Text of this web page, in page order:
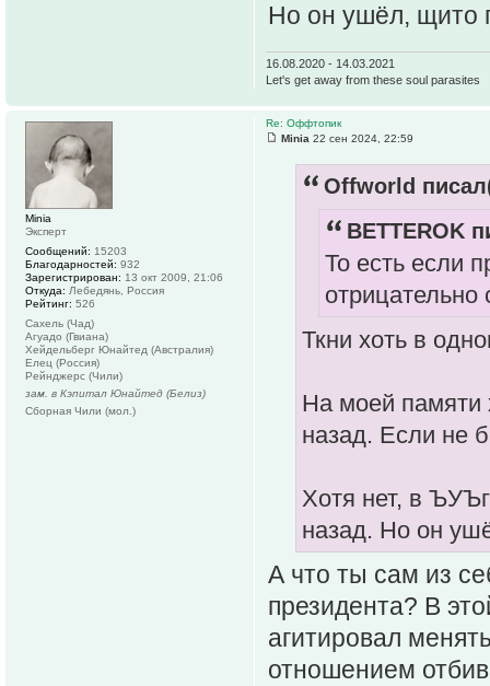
Но он ушёл, щито
16.08.2020 - 14.03.2021
Let's get away from these soul parasites
Re: Оффтопик
Minia 22 сен 2024, 22:59
Offworld
BETTEROK
То есть если
отрицательно
Ткни хоть в
На моей памяти
назад. Если не
Хотя нет, в
назад. Но он
А что ты сам из
президента? В
агитировал
отношением
Minia
Эксперт
Сообщений: 15203
Благодарностей: 932
Зарегистрирован: 13 окт 2009, 21:06
Откуда: Лебедянь, Россия
Рейтинг: 526
Сахель (Чад)
Агуадо (Гвиана)
Хейдельберг Юнайтед (Австралия)
Елец (Россия)
Рейнджерс (Чили)
зам. в Кэпитал Юнайтед (Белиз)
Сборная Чили (мол.)